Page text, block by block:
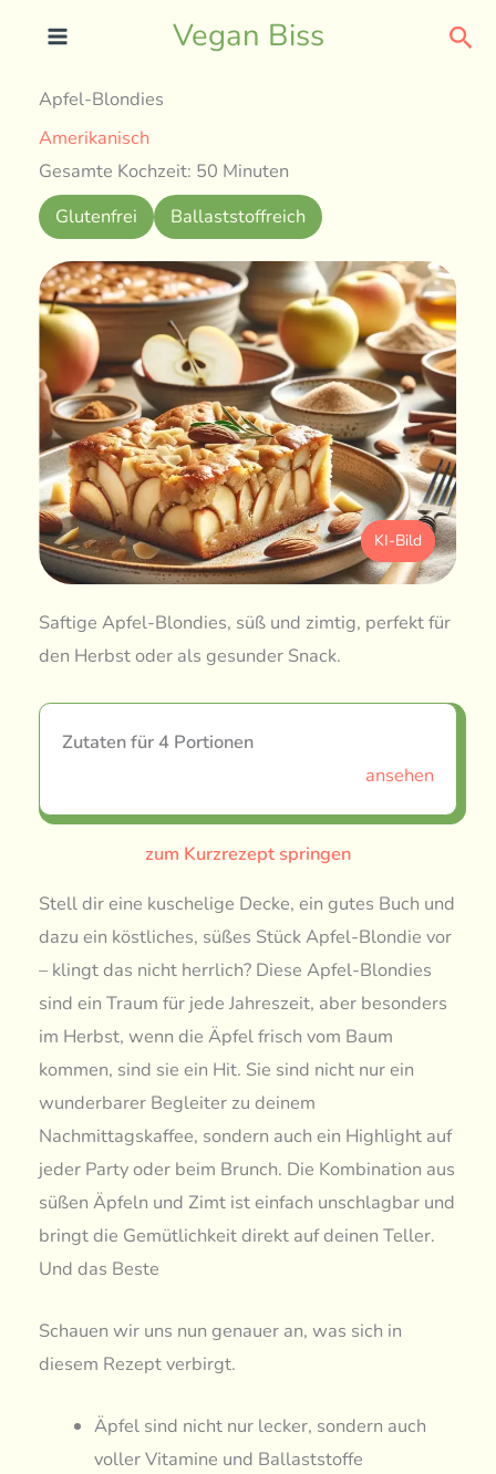
Vegan Biss
Apfel-Blondies
Amerikanisch
Gesamte Kochzeit: 50 Minuten
Glutenfrei
Ballaststoffreich
KI-Bild
Saftige Apfel-Blondies, süß und zimtig, perfekt für
den Herbst oder als gesunder Snack.
Zutaten für 4 Portionen
ansehen
zum Kurzrezept springen
Stell dir eine kuschelige Decke, ein gutes Buch und
dazu ein köstliches, süßes Stück Apfel-Blondie vor
– klingt das nicht herrlich? Diese Apfel-Blondies
sind ein Traum für jede Jahreszeit, aber besonders
im Herbst, wenn die Äpfel frisch vom Baum
kommen, sind sie ein Hit. Sie sind nicht nur ein
wunderbarer Begleiter zu deinem
Nachmittagskaffee, sondern auch ein Highlight auf
jeder Party oder beim Brunch. Die Kombination aus
süßen Äpfeln und Zimt ist einfach unschlagbar und
bringt die Gemütlichkeit direkt auf deinen Teller.
Und das Beste
Schauen wir uns nun genauer an, was sich in
diesem Rezept verbirgt.
Äpfel sind nicht nur lecker, sondern auch
voller Vitamine und Ballaststoffe